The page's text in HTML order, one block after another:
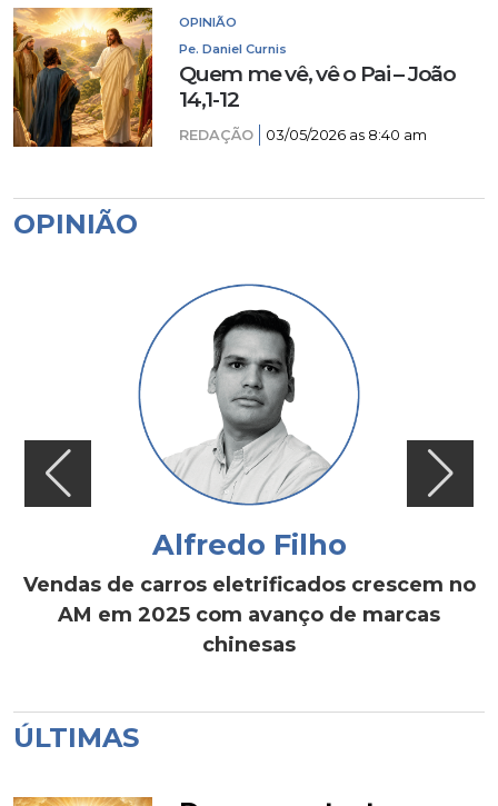
OPINIÃO
Pe. Daniel Curnis
Quem me vê, vê o Pai – João
14,1-12
REDAÇÃO 03/05/2026 as 8:40 am
OPINIÃO
Alfredo Filho
Vendas de carros eletrificados crescem no
AM em 2025 com avanço de marcas
chinesas
ÚLTIMAS